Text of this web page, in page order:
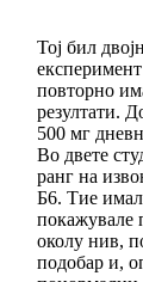
Тој бил
повторно
резултати.
500 мг
Во двете
ранг на
Б6. Тие
покажувале
околу нив,
подобар и,